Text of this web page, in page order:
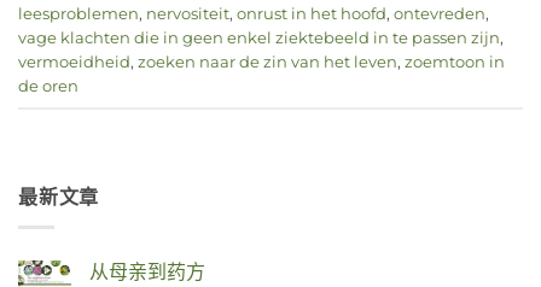
leesproblemen, nervositeit, onrust in het hoofd, ontevreden,
vage klachten die in geen enkel ziektebeeld in te passen zijn,
vermoeidheid, zoeken naar de zin van het leven, zoemtoon in
de oren
最新文章
从母亲到药方